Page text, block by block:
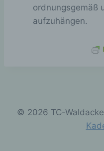
ordnungsgemäß
aufzuhängen.
© 2026 TC-
che